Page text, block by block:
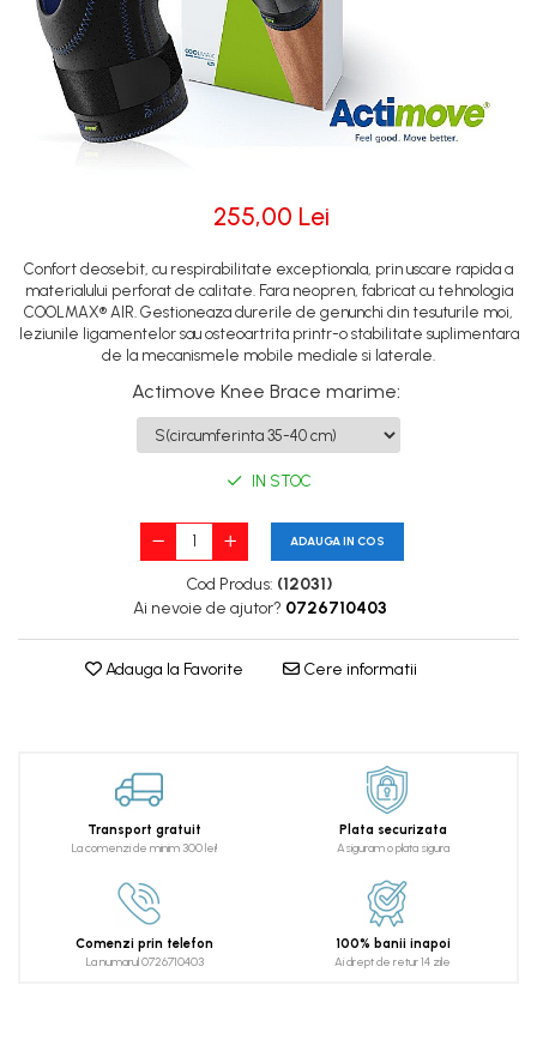
255,00 Lei
Confort deosebit, cu respirabilitate exceptionala, prin uscare rapida a
materialului perforat de calitate. Fara neopren, fabricat cu tehnologia
COOLMAX® AIR. Gestioneaza durerile de genunchi din tesuturile moi,
leziunile ligamentelor sau osteoartrita printr-o stabilitate suplimentara
de la mecanismele mobile mediale si laterale.
Actimove Knee Brace marime:
IN STOC
ADAUGA IN COS
Cod Produs: (12031)
Ai nevoie de ajutor? 0726710403
Adauga la Favorite Cere informatii
Transport gratuit
La comenzi de minim 300 lei!
Plata securizata
Asiguram o plata sigura
Comenzi prin telefon
La numarul 0726710403
100% banii inapoi
Ai drept de retur 14 zile